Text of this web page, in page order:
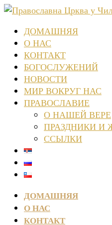
ДОМАШНЯЯ
О НАС
КОНТАКТ
БОГОСЛУЖЕНИЙ
НОВОСТИ
МИР ВОКРУГ НАС
ПРАВОСЛАВИЕ
О НАШЕЙ ВЕРЕ
ПРАЗДНИКИ И
ССЫЛКИ
ДОМАШНЯЯ
О НАС
КОНТАКТ